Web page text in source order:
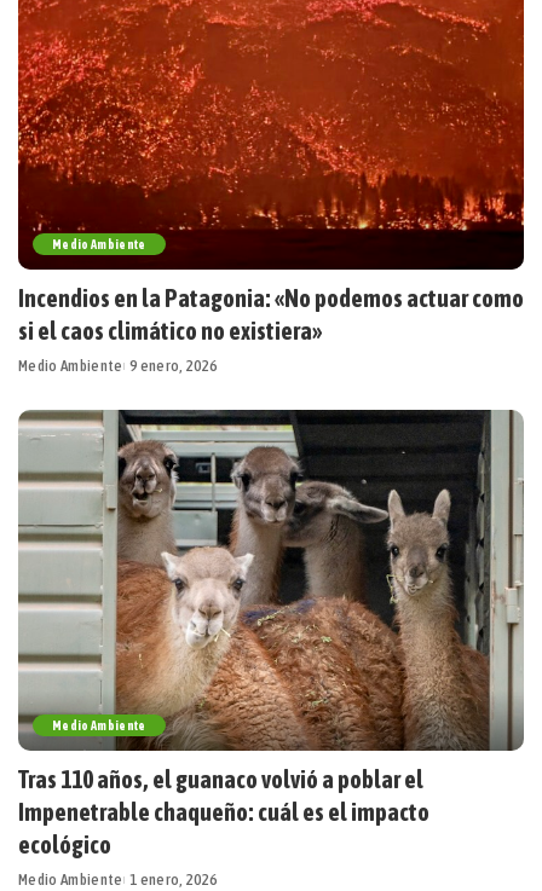
Medio Ambiente
Incendios en la Patagonia: «No podemos actuar como
si el caos climático no existiera»
Medio Ambiente 9 enero, 2026
Medio Ambiente
Tras 110 años, el guanaco volvió a poblar el
Impenetrable chaqueño: cuál es el impacto
ecológico
Medio Ambiente 1 enero, 2026